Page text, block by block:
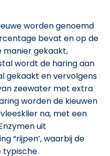
worden genoemd
bevat en op de
manier gekaakt,
wordt de haring aan
gekaakt en vervolgens
zeewater met extra
worden de kieuwen
na, met een
uit
“rijpen’, waarbij de
typische